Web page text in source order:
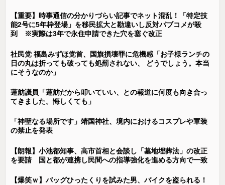
【重要】時事通信の分かりづらい記事でネット混乱！「特定技
能2号に5年枠登場」を移民拡大と勘違いし反対パブコメが殺
到 ※実際は3年で永住申請できた穴を塞ぐ改正
社民党 福島みずほ党首、国旗損壊罪に危機感「お子様ランチの
日の丸は折っても破っても処罰されない、 どうでしょう。本当
にそうなのか」
蓮舫議員「蓮舫だから叩いていい、との報道に何度も向き合っ
てきました。悔しくても」
「神聖なる場所です」靖国神社、境内におけるコスプレや軍装
の禁止を発表
【朗報】小池都知事、高市首相と会談し「墓地埋葬法」の改正
を要請 国と都が連携し民間への指導強化を進める方向で一致
【爆笑ｗ】バッグひったくりを試みた男、バイクを盗られる！